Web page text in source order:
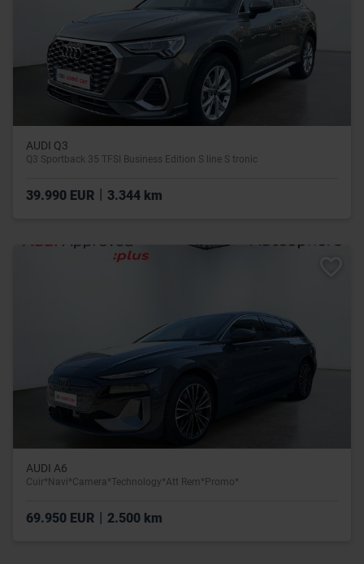
AUDI Q3
Q3 Sportback 35 TFSI Business Edition S line S tronic
39.990 EUR 3.344 km
AUDI A6
Cuir*Navi*Camera*Technology*Att Rem*Promo*
69.950 EUR | 2.500 km